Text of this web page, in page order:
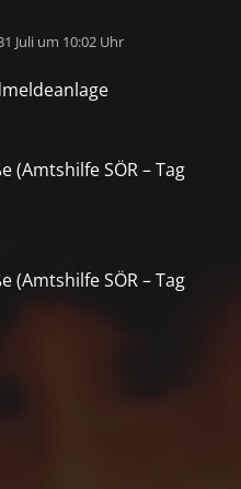
Juli um 10:02 Uhr
(Amtshilfe SÖR – Tag
(Amtshilfe SÖR – Tag